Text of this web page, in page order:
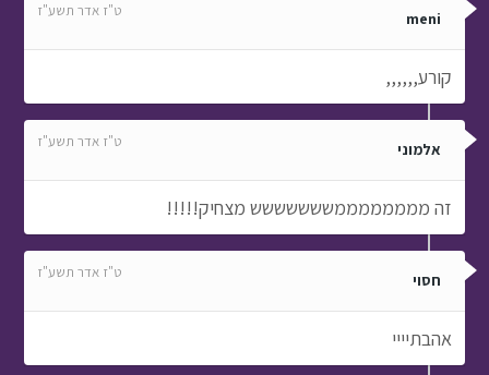
meni ט"ז אדר תשע"ז
קורע,,,,,,
אלמוני ט"ז אדר תשע"ז
זה ממממממממששששששש מצחיק!!!!!
חסוי ט"ז אדר תשע"ז
אהבתיייי